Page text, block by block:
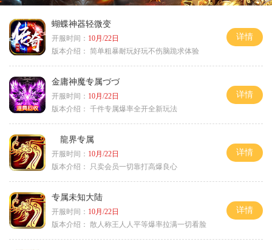
蝴蝶神器轻微变
开服时间： 10月/22日
版本介绍： 简单粗暴耐玩好玩不伤脑跪求体验
详情
金庸神魔专属づづ
开服时间： 10月/22日
版本介绍： 千件专属爆率全开全新玩法
详情
龍界专属
开服时间： 10月/22日
版本介绍：
只卖会员一切靠打高爆良心
详情
专属未知大陆
开服时间： 10月/22日
版本介绍： 散人称王人人平等爆率拉满一切看脸
详情